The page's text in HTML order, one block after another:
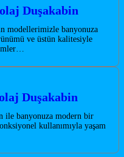
Duşakabin
modellerimizle banyonuza
ve üstün kalitesiyle
Duşakabin
ile banyonuza modern bir
kullanımıyla yaşam